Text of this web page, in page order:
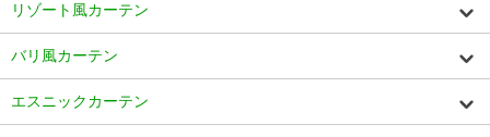
リゾート風カーテン
バリ風カーテン
エスニックカーテン